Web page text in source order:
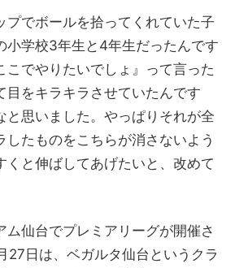
プでボールを拾ってくれていた子
小学校3年生と4年生だったんです
こでやりたいでしょ』って言った
目をキラキラさせていたんです
と思いました。やっぱりそれが全
したものをこちらが消さないよう
くと伸ばしてあげたいと、改めて
ム仙台でプレミアリーグが開催さ
27日は、ベガルタ仙台というクラ